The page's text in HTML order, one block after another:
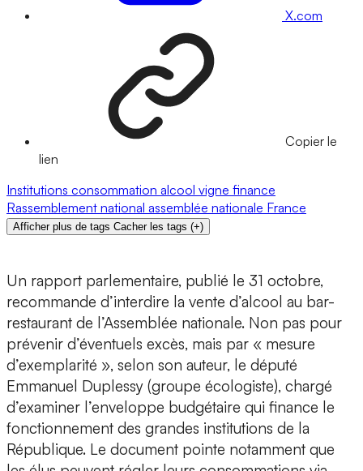
X.com
Copier le
lien
Institutions consommation alcool vigne finance
Rassemblement national assemblée nationale France
Afficher plus de tags Cacher les tags (+)
Un rapport parlementaire, publié le 31 octobre,
recommande d’interdire la vente d’alcool au bar-
restaurant de l’Assemblée nationale. Non pas pour
prévenir d’éventuels excès, mais par « mesure
d’exemplarité », selon son auteur, le député
Emmanuel Duplessy (groupe écologiste), chargé
d’examiner l’enveloppe budgétaire qui finance le
fonctionnement des grandes institutions de la
République. Le document pointe notamment que